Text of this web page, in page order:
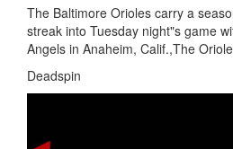
The Baltimore Orioles carry a
streak into Tuesday night"s game
Angels in Anaheim, Calif.,The
Deadspin